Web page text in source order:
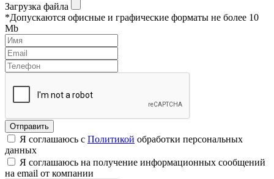
Загрузка файла
*Допускаются офисные и графические форматы не более 10
Mb
Я соглашаюсь с Политикой обработки персональных
данных
Я соглашаюсь на получение информационных сообщений
на email от компании